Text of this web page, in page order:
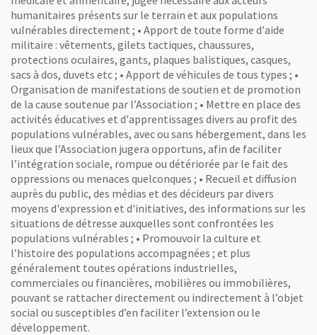
humanitaires présents sur le terrain et aux populations
vulnérables directement ; • Apport de toute forme d'aide
militaire : vêtements, gilets tactiques, chaussures,
protections oculaires, gants, plaques balistiques, casques,
sacs à dos, duvets etc ; • Apport de véhicules de tous types ; •
Organisation de manifestations de soutien et de promotion
de la cause soutenue par l’Association ; • Mettre en place des
activités éducatives et d'apprentissages divers au profit des
populations vulnérables, avec ou sans hébergement, dans les
lieux que l’Association jugera opportuns, afin de faciliter
l’intégration sociale, rompue ou détériorée par le fait des
oppressions ou menaces quelconques ; • Recueil et diffusion
auprès du public, des médias et des décideurs par divers
moyens d'expression et d'initiatives, des informations sur les
situations de détresse auxquelles sont confrontées les
populations vulnérables ; • Promouvoir la culture et
l’histoire des populations accompagnées ; et plus
généralement toutes opérations industrielles,
commerciales ou financières, mobilières ou immobilières,
pouvant se rattacher directement ou indirectement à l’objet
social ou susceptibles d’en faciliter l’extension ou le
développement.